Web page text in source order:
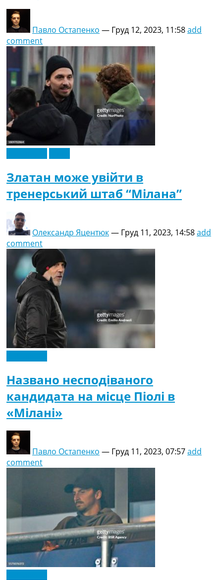
Павло Остапенко — Груд 12, 2023, 11:58add
comment
Златан може увійти в
тренерський штаб “Мілана”
Олександр Яцентюк— Груд 11, 2023, 14:58add
comment
Названо несподіваного
кандидата на місце Піолі в
«Мілані»
Павло Остапенко — Груд 11, 2023, 07:57add
comment